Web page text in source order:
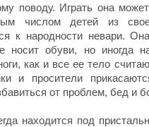
поводу. Играть она
числом детей из
к народности невари.
носит обуви, но иногда
как и все ее тело
и просители
от проблем, бед и
находится под